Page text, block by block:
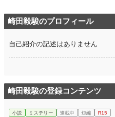
崎田毅駿のプロフィール
自己紹介の記述はありません
崎田毅駿の登録コンテンツ
小説 ミステリー 連載中 短編 R15